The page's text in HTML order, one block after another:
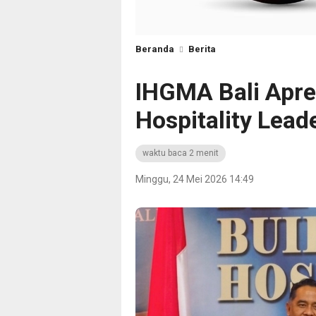
Beranda Berita
IHGMA Bali
Hospitality
waktu baca 2 menit
Minggu, 24 Mei 2026 14:49